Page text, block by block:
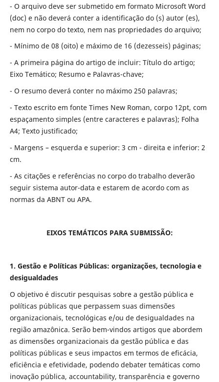
- O arquivo deve ser submetido em formato Microsoft Word
(doc) e não deverá conter a identificação do (s) autor (es),
nem no corpo do texto, nem nas propriedades do arquivo;
- Mínimo de 08 (oito) e máximo de 16 (dezesseis) páginas;
- A primeira página do artigo de incluir: Título do artigo;
Eixo Temático; Resumo e Palavras-chave;
- O resumo deverá conter no máximo 250 palavras;
- Texto escrito em fonte Times New Roman, corpo 12pt, com
espaçamento simples (entre caracteres e palavras); Folha
A4; Texto justificado;
- Margens – esquerda e superior: 3 cm - direita e inferior: 2
cm.
- As citações e referências no corpo do trabalho deverão
seguir sistema autor-data e estarem de acordo com as
normas da ABNT ou APA.
EIXOS TEMÁTICOS PARA SUBMISSÃO:
1. Gestão e Políticas Públicas: organizações, tecnologia e
desigualdades
O objetivo é discutir pesquisas sobre a gestão pública e
políticas públicas que perpassem suas dimensões
organizacionais, tecnológicas e/ou de desigualdades na
região amazônica. Serão bem-vindos artigos que abordem
as dimensões organizacionais da gestão pública e das
políticas públicas e seus impactos em termos de eficácia,
eficiência e efetividade, podendo debater temáticas como
inovação pública, accountability, transparência e governo